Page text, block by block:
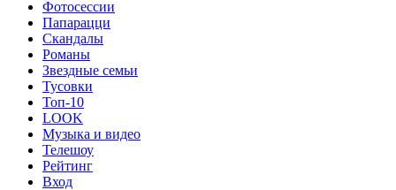
Фотосессии
Папарацци
Скандалы
Романы
Звездные семьи
Тусовки
Топ-10
LOOK
Музыка и видео
Телешоу
Рейтинг
Вход